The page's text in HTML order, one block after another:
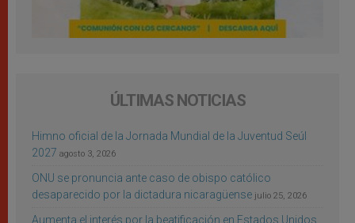
ÚLTIMAS NOTICIAS
Himno oficial de la Jornada Mundial de la Juventud Seúl
2027 agosto 3, 2026
ONU se pronuncia ante caso de obispo católico
desaparecido por la dictadura nicaragüense julio 25, 2026
Aumenta el interés por la beatificación en Estados Unidos